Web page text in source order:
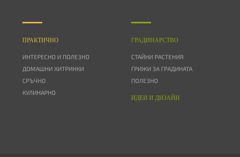
ПРАКТИЧНО
ИНТЕРЕСНО И ПОЛЕЗНО
ДОМАШНИ ХИТРИНКИ
СРЪЧНО
КУЛИНАРНО
ГРАДИНАРСТВО
СТАЙНИ РАСТЕНИЯ
ГРИЖИ ЗА ГРАДИНАТА
ПОЛЕЗНО
ИДЕИ И ДИЗАЙН